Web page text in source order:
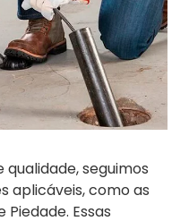
seguimos
aplicáveis, como as
Piedade. Essas